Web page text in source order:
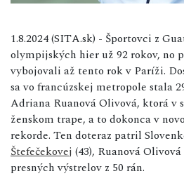
1.8.2024 (SITA.sk) - Športovci z
olympijských hier už 92 rokov, no
vybojovali až tento rok v Paríži.
sa vo francúzskej metropole stala
Adriana Ruanová Olivová, ktorá v
ženskom trape, a to dokonca v
rekorde. Ten doteraz patril
Štefečekovej (43), Ruanová
presných výstrelov z 50 rán.